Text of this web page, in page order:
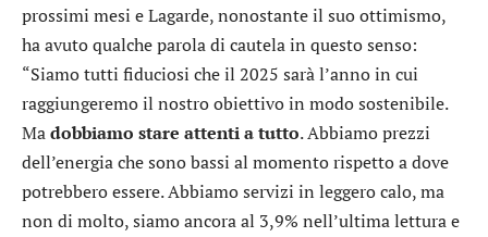
prossimi mesi e Lagarde, nonostante il suo ottimismo,
ha avuto qualche parola di cautela in questo senso:
“Siamo tutti fiduciosi che il 2025 sarà l’anno in cui
raggiungeremo il nostro obiettivo in modo sostenibile.
Madobbiamo stare attenti a tutto. Abbiamo prezzi
dell’energia che sono bassi al momento rispetto a dove
potrebbero essere. Abbiamo servizi in leggero calo, ma
non di molto, siamo ancora al 3,9% nell’ultima lettura e